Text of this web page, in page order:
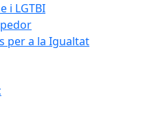
i LGTBI
per a la Igualtat